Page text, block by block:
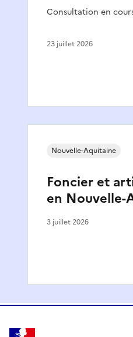
Consultation en
23 juillet 2026
Foncier et
en Nouvelle-
Nouvelle-Aquitaine
3 juillet 2026